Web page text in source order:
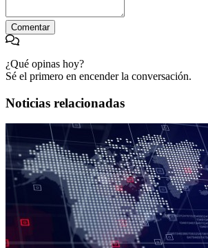
Comentar
¿Qué opinas hoy?
Sé el primero en encender la conversación.
Noticias relacionadas